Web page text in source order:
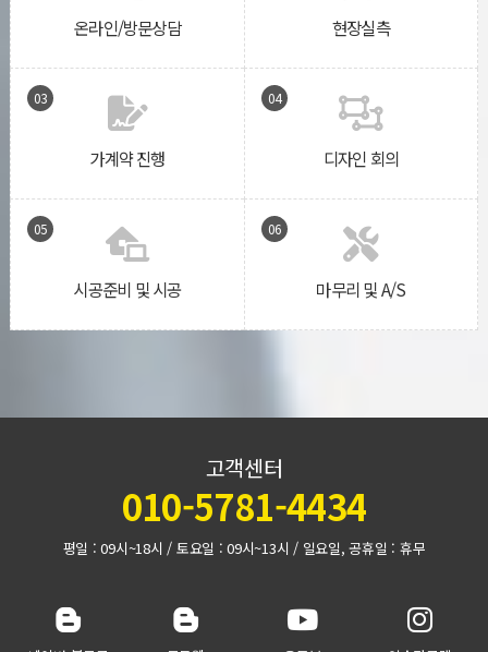
온라인/방문상담 현장실측
03
가계약 진행
04
디자인 회의
05
시공준비 및 시공
06
마무리 및 A/S
고객센터
010-5781-4434
평일 : 09시~18시 / 토요일 : 09시~13시 / 일요일, 공휴일 : 휴무